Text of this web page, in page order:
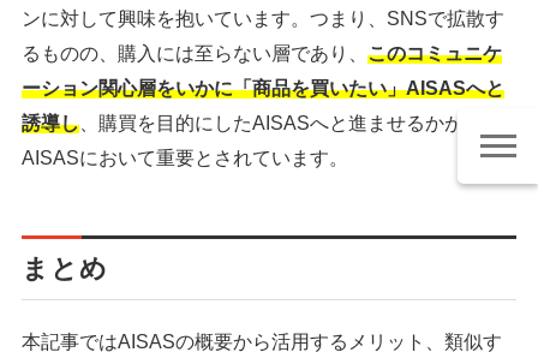
ンに対して興味を抱いています。つまり、SNSで拡散す
るものの、購入には至らない層であり、 このコミュニケ
ーション関心層をいかに「商品を買いたい」AISASへと
誘導し、購買を目的にしたAISASへと進ませるかがDual
AISASにおいて重要とされています。
まとめ
本記事ではAISASの概要から活用するメリット、類似す